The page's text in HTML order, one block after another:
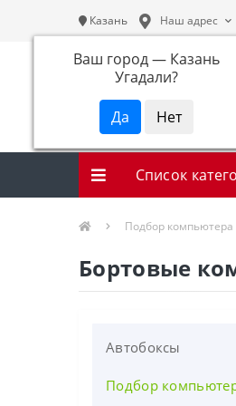
Казань
Ваш город — Казань
Угадали?
Наш адрес
Список
Подбор компьютера
Бортовые
Автобоксы
Подбор